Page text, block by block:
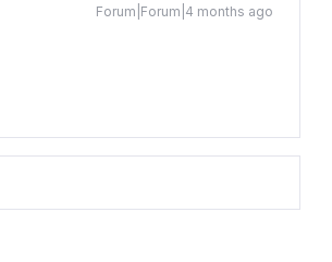
Forum|Forum|4 months ago